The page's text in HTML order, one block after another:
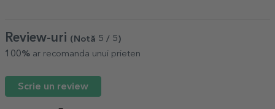
Review-uri (Notă 5 / 5)
100% ar recomanda unui prieten
Scrie un review